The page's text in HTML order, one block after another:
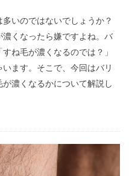
いのではないでしょうか？
くなったら嫌ですよね。バ
ね毛が濃くなるのでは？」
ます。そこで、今回はバリ
濃くなるかについて解説し